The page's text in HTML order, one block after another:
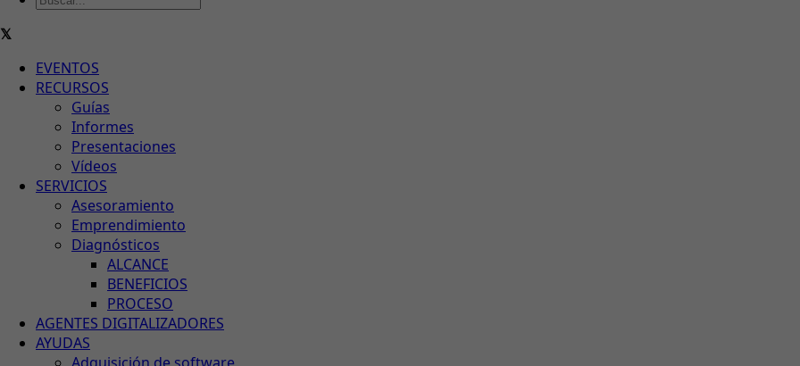
EVENTOS
RECURSOS
Guías
Informes
Presentaciones
Vídeos
SERVICIOS
Asesoramiento
Emprendimiento
Diagnósticos
ALCANCE
BENEFICIOS
PROCESO
AGENTES DIGITALIZADORES
AYUDAS